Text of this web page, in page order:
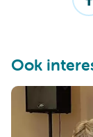
Ook